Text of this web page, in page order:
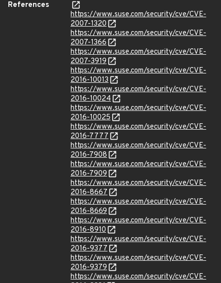
References
https://www.suse.com/security/cve/CVE-
2007-1320
https://www.suse.com/security/cve/CVE-
2007-1366
https://www.suse.com/security/cve/CVE-
2007-3919
https://www.suse.com/security/cve/CVE-
2016-10013
https://www.suse.com/security/cve/CVE-
2016-10024
https://www.suse.com/security/cve/CVE-
2016-10025
https://www.suse.com/security/cve/CVE-
2016-7777
https://www.suse.com/security/cve/CVE-
2016-7908
https://www.suse.com/security/cve/CVE-
2016-7909
https://www.suse.com/security/cve/CVE-
2016-8667
https://www.suse.com/security/cve/CVE-
2016-8669
https://www.suse.com/security/cve/CVE-
2016-8910
https://www.suse.com/security/cve/CVE-
2016-9377
https://www.suse.com/security/cve/CVE-
2016-9379
https://www.suse.com/security/cve/CVE-